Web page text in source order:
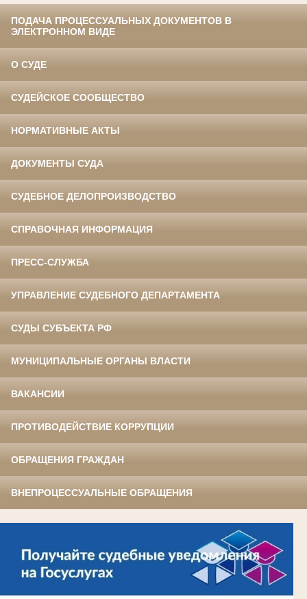
ПОДАЧА ПРОЦЕССУАЛЬНЫХ ДОКУМЕНТОВ В
ЭЛЕКТРОННОМ ВИДЕ
О СУДЕ
СУДЕЙСКОЕ СООБЩЕСТВО
НОРМАТИВНЫЕ АКТЫ
ДОКУМЕНТЫ СУДА
СУДЕБНОЕ ДЕЛОПРОИЗВОДСТВО
СПРАВОЧНАЯ ИНФОРМАЦИЯ
ПРЕСС-СЛУЖБА
УПРАВЛЕНИЕ СУДЕБНОГО ДЕПАРТАМЕНТА
СУДЫ СУБЪЕКТА РФ
МУНИЦИПАЛЬНЫЕ ОРГАНЫ ВЛАСТИ
ВАКАНСИИ
ПРОТИВОДЕЙСТВИЕ КОРРУПЦИИ
ОБРАЩЕНИЯ ГРАЖДАН
ВНЕПРОЦЕССУАЛЬНЫЕ ОБРАЩЕНИЯ